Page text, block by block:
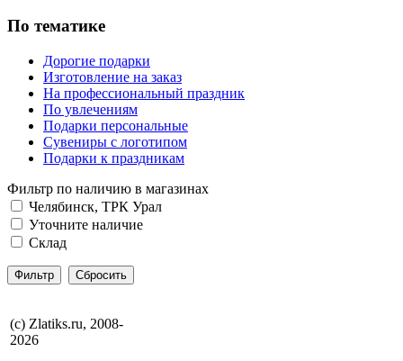
По тематике
Дорогие подарки
Изготовление на заказ
На профессиональный праздник
По увлечениям
Подарки персональные
Сувениры с логотипом
Подарки к праздникам
Фильтр по наличию в магазинах
Челябинск, ТРК Урал
Уточните наличие
Склад
(с) Zlatiks.ru, 2008-
2026